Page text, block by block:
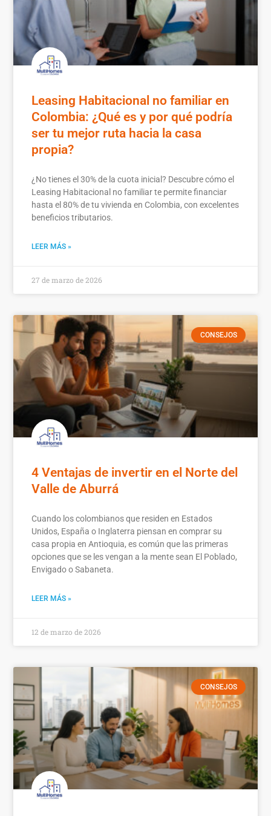
Leasing Habitacional no familiar en
Colombia: ¿Qué es y por qué podría
ser tu mejor ruta hacia la casa
propia?
¿No tienes el 30% de la cuota inicial? Descubre cómo el
Leasing Habitacional no familiar te permite financiar
hasta el 80% de tu vivienda en Colombia, con excelentes
beneficios tributarios.
LEER MÁS »
27 de marzo de 2026
CONSEJOS
4 Ventajas de invertir en el Norte del
Valle de Aburrá
Cuando los colombianos que residen en Estados
Unidos, España o Inglaterra piensan en comprar su
casa propia en Antioquia, es común que las primeras
opciones que se les vengan a la mente sean El Poblado,
Envigado o Sabaneta.
LEER MÁS »
12 de marzo de 2026
CONSEJOS